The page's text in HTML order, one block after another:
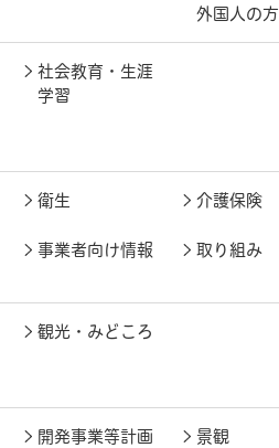
外国人の方
社会教育・生涯
学習
衛生 介護保険
事業者向け情報 取り組み
観光・みどころ
開発事業等計画
景観